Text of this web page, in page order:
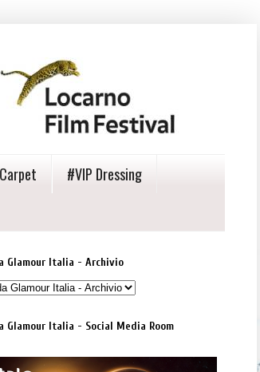
#VIP Dressing
Glamour Italia - Archivio
Glamour Italia - Social Media Room